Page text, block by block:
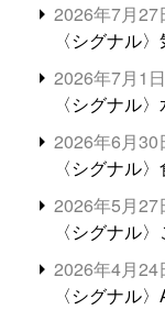
2026年7月27
〈シグナル
2026年7月1日
〈シグナル
2026年6月30
〈シグナル
2026年5月27
〈シグナル
2026年4月24
〈シグナル